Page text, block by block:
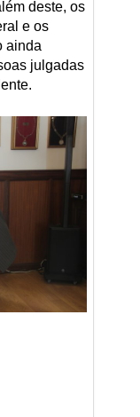
deste, os
e os
ainda
julgadas